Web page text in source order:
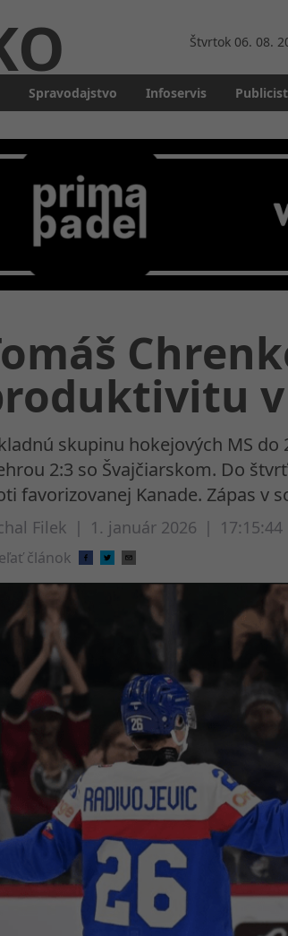
Štvrtok 06. 08.
Spravodajstvo Infoservis
v
skupinu hokejových MS do
2:3 so Švajčiarskom. Do
favorizovanej Kanade. Zápas v
Filek | 1. január 2026 | 17:15:44
článok